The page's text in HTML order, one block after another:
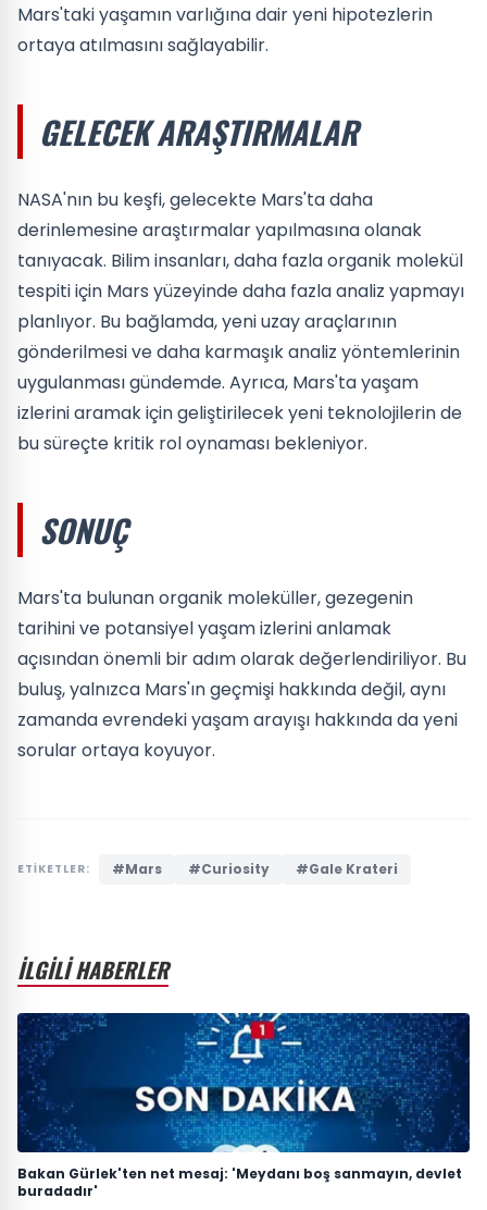
Mars'taki yaşamın varlığına dair yeni hipotezlerin
ortaya atılmasını sağlayabilir.
GELECEK ARAŞTIRMALAR
NASA'nın bu keşfi, gelecekte Mars'ta daha
derinlemesine araştırmalar yapılmasına olanak
tanıyacak. Bilim insanları, daha fazla organik molekül
tespiti için Mars yüzeyinde daha fazla analiz yapmayı
planlıyor. Bu bağlamda, yeni uzay araçlarının
gönderilmesi ve daha karmaşık analiz yöntemlerinin
uygulanması gündemde. Ayrıca, Mars'ta yaşam
izlerini aramak için geliştirilecek yeni teknolojilerin de
bu süreçte kritik rol oynaması bekleniyor.
SONUÇ
Mars'ta bulunan organik moleküller, gezegenin
tarihini ve potansiyel yaşam izlerini anlamak
açısından önemli bir adım olarak değerlendiriliyor. Bu
buluş, yalnızca Mars'ın geçmişi hakkında değil, aynı
zamanda evrendeki yaşam arayışı hakkında da yeni
sorular ortaya koyuyor.
ETİKETLER: #Mars #Curiosity #Gale Krateri
İLGİLİ HABERLER
Bakan Gürlek'ten net mesaj: 'Meydanı boş sanmayın, devlet
buradadır'